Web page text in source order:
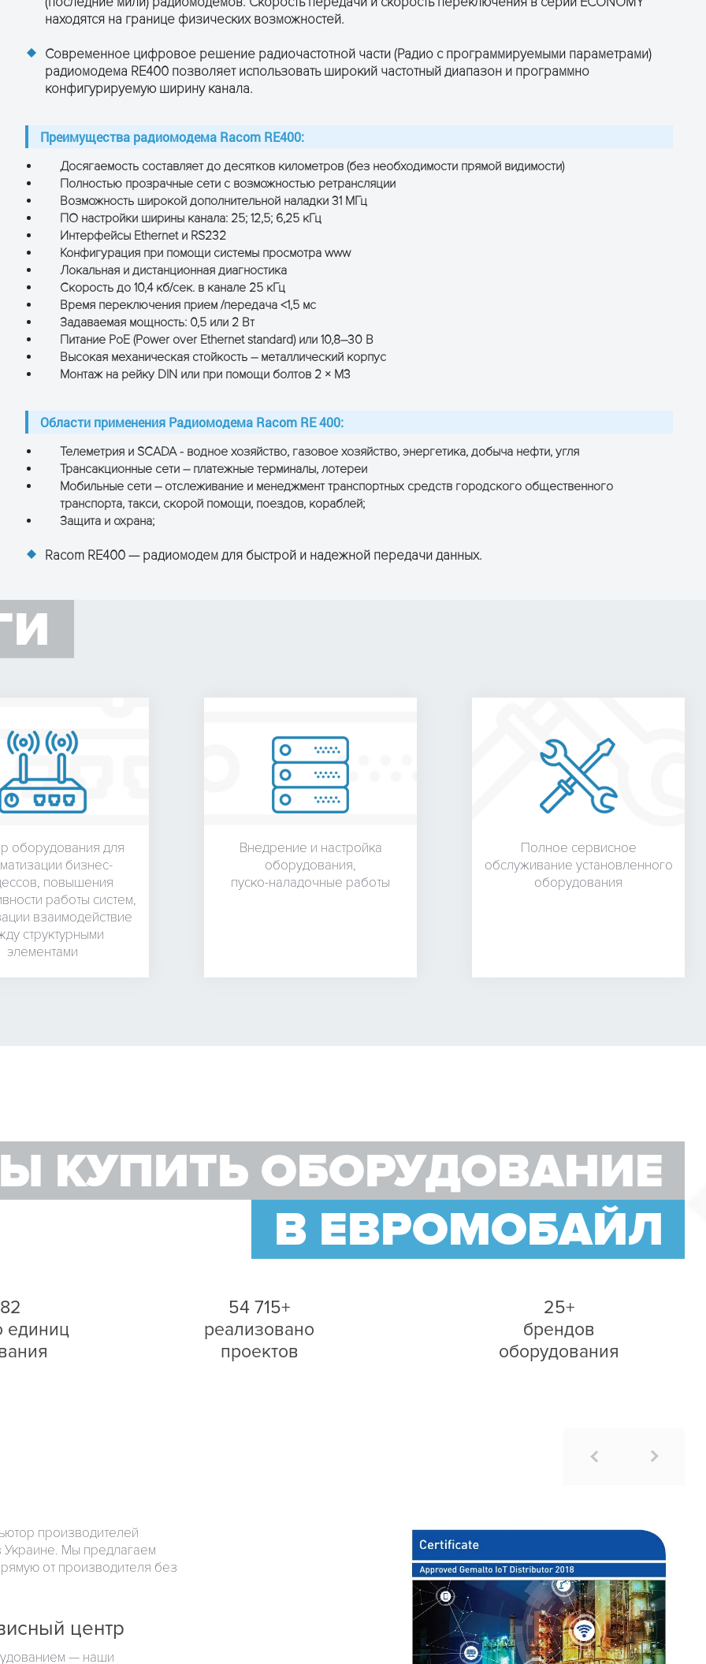
находятся на границе физических возможностей.
Современное цифровое решение радиочастотной части (Радио с программируемыми параметрами)
радиомодема RE400 позволяет использовать широкий частотный диапазон и программно
конфигурируемую ширину канала.
Преимущества радиомодема Racom RE400:
Досягаемость составляет до десятков километров (без необходимости прямой видимости)
Полностью прозрачные сети с возможностью ретрансляции
Возможность широкой дополнительной наладки 31 МГц
ПО настройки ширины канала: 25; 12,5; 6,25 кГц
Интерфейсы Ethernet и RS232
Конфигурация при помощи системы просмотра www
Локальная и дистанционная диагностика
Скорость до 10,4 кб/сек. в канале 25 кГц
Время переключения прием /передача <1,5 мс
Задаваемая мощность: 0,5 или 2 Вт
Питание PoE (Power over Ethernet standard) или 10,8–30 В
Высокая механическая стойкость – металлический корпус
Монтаж на рейку DIN или при помощи болтов 2 × M3
Области применения Радиомодема Racom RE 400:
Телеметрия и SCADA - водное хозяйство, газовое хозяйство, энергетика, добыча нефти, угля
Трансакционные сети – платежные терминалы, лотереи
Мобильные сети – отслеживание и менеджмент транспортных средств городского общественного
транспорта, такси, скорой помощи, поездов, кораблей;
Защита и охрана;
Racom RE400 — радиомодем для быстрой и надежной передачи данных.
0.5 Вт или 2 Вт
< 1.5 миллисекунды
лучше чем -107 дБм
Электропитание PoE (38–57 V) или 10.8-30 В
0.5 W: 700 mA /13.8V; 230 mA/48 V
2W: 950 mA/13.8V; 310 mA/48 V
10/100 Base-T Auto MDI/MDIX RJ45
RS232 DB9F
Power, Tx, Rx, ETH, 232, Status
-35 до +85 °C
31 В x 96 Ш x 137 Г мм
0.3 кг
DIN-рейка, монтаж на плоскость
Ping + RSS
Безопасность CENELEC EN 60 950 редакция 2:2006
оборудования для
бизнес-
повышения
работы систем,
взаимодействие
структурными
элементами
Внедрение и настройка
оборудования,
пуско-наладочные работы
Полное сервисное
обслуживание установленного
оборудования
КУПИТЬ ОБОРУДОВАНИЕ
В ЕВРОМОБАЙЛ
единиц
54 715+
реализовано
проектов
25+
брендов
оборудования
производителей
Украине. Мы предлагаем
от производителя без
центр
— наши